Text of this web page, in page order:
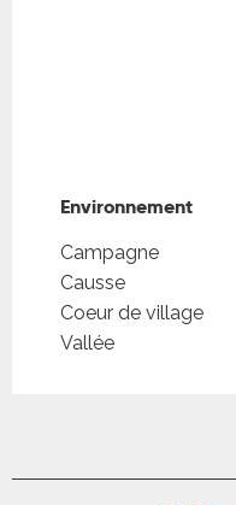
Environnement
Environnement
Campagne
Causse
Coeur de village
Vallée